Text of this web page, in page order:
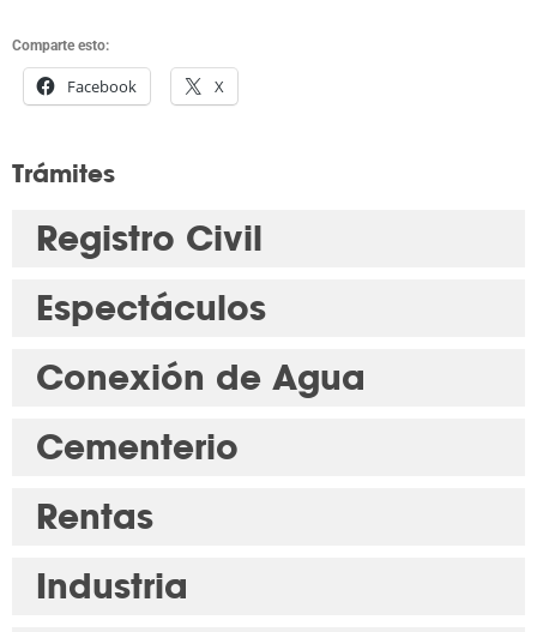
Comparte esto:
Facebook X
Trámites
Registro Civil
Espectáculos
Conexión de Agua
Cementerio
Rentas
Industria